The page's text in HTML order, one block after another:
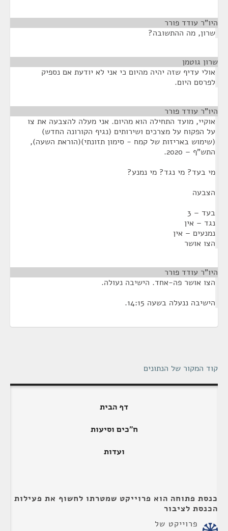
היו"ר עודד פורר
שרון, מה ההתשובה?
שרון גוטמן
אולי עדיף שזה יהיה מהיום כי אני לא יודעת אם נספיק
לפרסם היום.
היו"ר עודד פורר
אוקיי, מועד התחילה הוא מהיום. אני מעלה להצבעה את צו
על הפקוח על מצרכים ושירותים (נגיף הקורונה החדש)
(שימוש באריזות של קמח - סימון תזונתי)(הוראת השעה),
התש"ף – 2020.
מי בעד? מי נגד? מי נמנע?
הצבעה
בעד – 3
נגד – אין
נמנעים – אין
הצו אושר
היו"ר עודד פורר
הצו אושר פה-אחד. הישיבה נעולה.
הישיבה ננעלה בשעה 14:15.
קוד המקור של הנתונים
דף הבית
ח"כים וסיעות
ועדות
כנסת פתוחה הוא פרוייקט שמטרתו לחשוף את פעילות
הכנסת לציבור
פרוייקט של